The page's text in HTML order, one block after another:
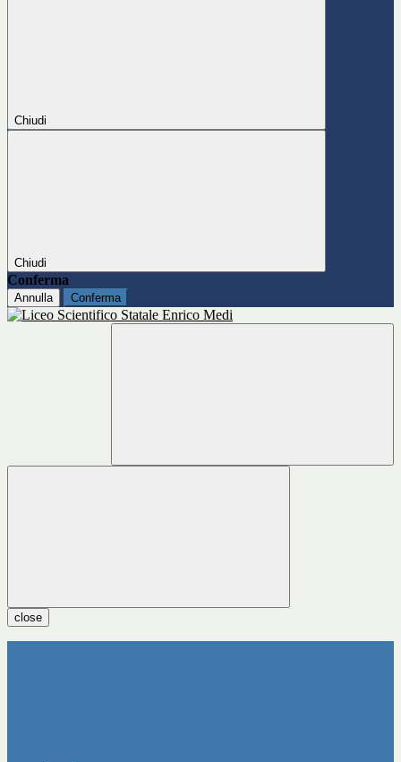
Chiudi
Chiudi
Conferma
Annulla Conferma
close